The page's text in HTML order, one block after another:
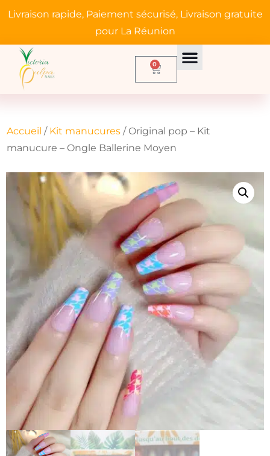
Livraison rapide, Paiement sécurisé, Livraison gratuite
pour La Réunion
0
Accueil / Kit manucures / Original pop – Kit
manucure – Ongle Ballerine Moyen